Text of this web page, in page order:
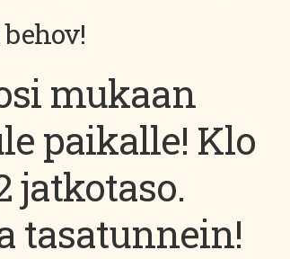
mukaan
paikalle! Klo
jatkotaso.
tasatunnein!